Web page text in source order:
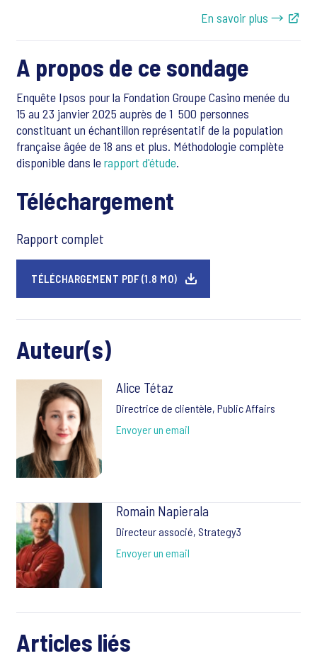
En savoir plus →
A propos de ce sondage
Enquête Ipsos pour la Fondation Groupe Casino menée du
15 au 23 janvier 2025 auprès de 1 500 personnes
constituant un échantillon représentatif de la population
française âgée de 18 ans et plus. Méthodologie complète
disponible dans lerapport d'étude.
Téléchargement
Rapport complet
TÉLÉCHARGEMENT PDF (1.8 MO)
Auteur(s)
Alice Tétaz
Directrice de clientèle, Public Affairs
Envoyer un email
Romain Napierala
Directeur associé, Strategy3
Envoyer un email
Articles liés